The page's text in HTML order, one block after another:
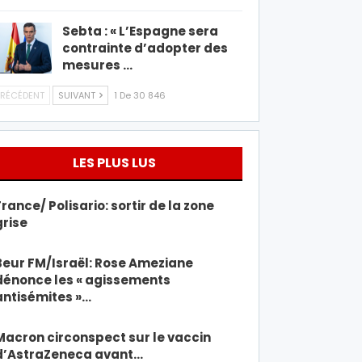
Sebta : « L’Espagne sera
contrainte d’adopter des
mesures …
SUIVANT 1 De 30 846
LES PLUS LUS
Polisario: sortir de la zone
FM/Israël: Rose Ameziane
les « agissements
»…
circonspect sur le vaccin
avant…